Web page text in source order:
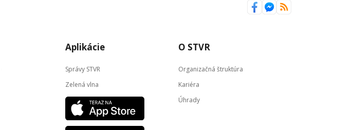
Aplikácie
Správy STVR
Zelená vlna
O STVR
Organizačná štruktúra
Kariéra
Úhrady